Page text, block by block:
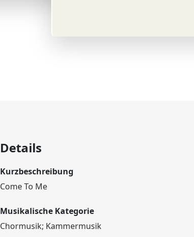
Details
Kurzbeschreibung
Come To Me
Musikalische Kategorie
Chormusik; Kammermusik